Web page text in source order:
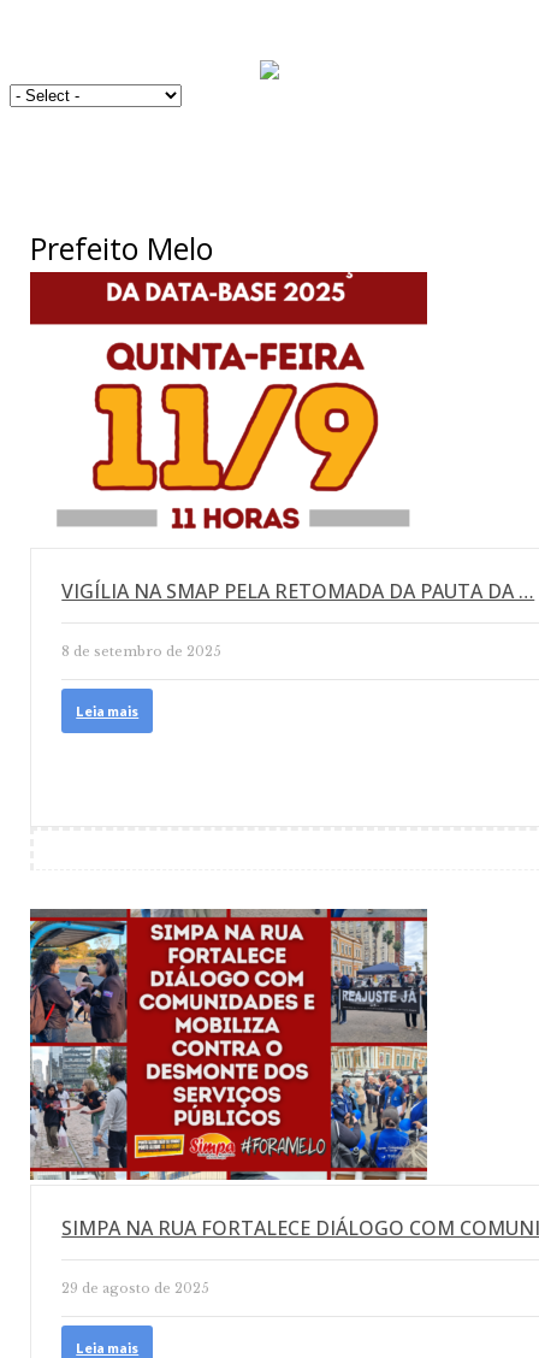
Prefeito Melo
VIGÍLIA NA SMAP PELA RETOMADA DA PAUTA DA …
8 de setembro de 2025
Leia mais
SIMPA NA RUA FORTALECE DIÁLOGO COM
29 de agosto de 2025
Leia mais